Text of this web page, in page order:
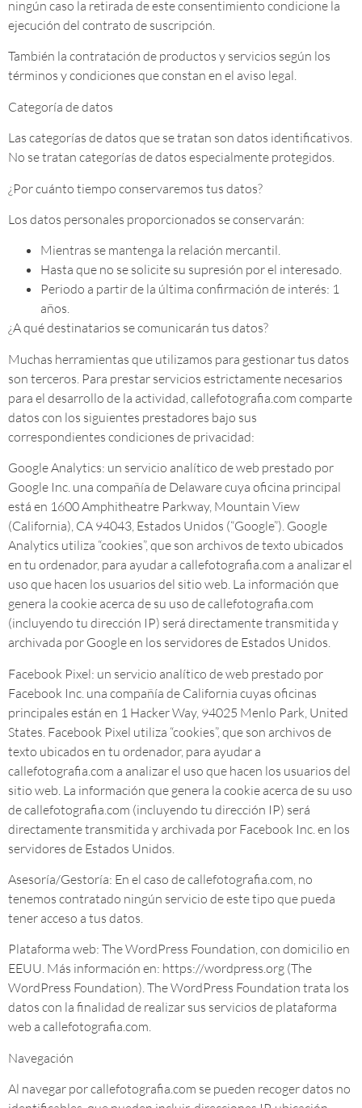
ningún caso la retirada de este consentimiento condicione la
ejecución del contrato de suscripción.
También la contratación de productos y servicios según los
términos y condiciones que constan en el aviso legal.
Categoría de datos
Las categorías de datos que se tratan son datos identificativos.
No se tratan categorías de datos especialmente protegidos.
¿Por cuánto tiempo conservaremos tus datos?
Los datos personales proporcionados se conservarán:
Mientras se mantenga la relación mercantil.
Hasta que no se solicite su supresión por el interesado.
Periodo a partir de la última confirmación de interés: 1
años.
¿A qué destinatarios se comunicarán tus datos?
Muchas herramientas que utilizamos para gestionar tus datos
son terceros. Para prestar servicios estrictamente necesarios
para el desarrollo de la actividad, callefotografia.com comparte
datos con los siguientes prestadores bajo sus
correspondientes condiciones de privacidad:
Google Analytics: un servicio analítico de web prestado por
Google Inc. una compañía de Delaware cuya oficina principal
está en 1600 Amphitheatre Parkway, Mountain View
(California), CA 94043, Estados Unidos (“Google”). Google
Analytics utiliza “cookies”, que son archivos de texto ubicados
en tu ordenador, para ayudar a callefotografia.com a analizar el
uso que hacen los usuarios del sitio web. La información que
genera la cookie acerca de su uso de callefotografia.com
(incluyendo tu dirección IP) será directamente transmitida y
archivada por Google en los servidores de Estados Unidos.
Facebook Pixel: un servicio analítico de web prestado por
Facebook Inc. una compañía de California cuyas oficinas
principales están en 1 Hacker Way, 94025 Menlo Park, United
States. Facebook Pixel utiliza “cookies”, que son archivos de
texto ubicados en tu ordenador, para ayudar a
callefotografia.com a analizar el uso que hacen los usuarios del
sitio web. La información que genera la cookie acerca de su uso
de callefotografia.com (incluyendo tu dirección IP) será
directamente transmitida y archivada por Facebook Inc. en los
servidores de Estados Unidos.
Asesoría/Gestoría: En el caso de callefotografia.com, no
tenemos contratado ningún servicio de este tipo que pueda
tener acceso a tus datos.
Plataforma web: The WordPress Foundation, con domicilio en
EEUU. Más información en: https://wordpress.org (The
WordPress Foundation). The WordPress Foundation trata los
datos con la finalidad de realizar sus servicios de plataforma
web a callefotografia.com.
Navegación
Al navegar por callefotografia.com se pueden recoger datos no